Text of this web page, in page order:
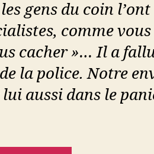
gens du coin l’ont
comme vous
cacher »… Il a
la police. Notre
aussi dans le